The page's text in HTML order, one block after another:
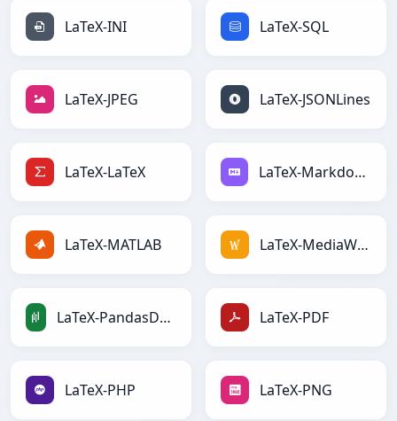
LaTeX-INI LaTeX-SQL
LaTeX-JPEG LaTeX-JSONLines
LaTeX-LaTeX LaTeX-Markdown
LaTeX-MATLAB LaTeX-MediaWiki
LaTeX-PandasDataFrame LaTeX-PDF
LaTeX-PHP LaTeX-PNG